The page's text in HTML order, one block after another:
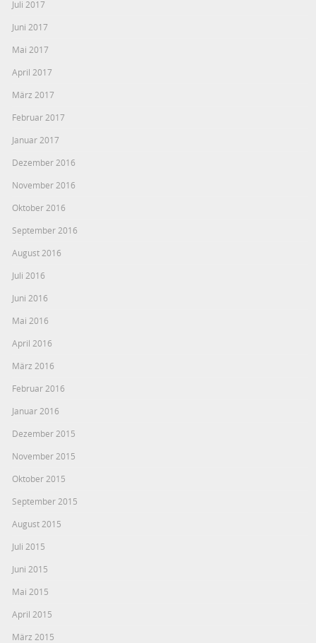
Juli 2017
Juni 2017
Mai 2017
April 2017
März 2017
Februar 2017
Januar 2017
Dezember 2016
November 2016
Oktober 2016
September 2016
August 2016
Juli 2016
Juni 2016
Mai 2016
April 2016
März 2016
Februar 2016
Januar 2016
Dezember 2015
November 2015
Oktober 2015
September 2015
August 2015
Juli 2015
Juni 2015
Mai 2015
April 2015
März 2015